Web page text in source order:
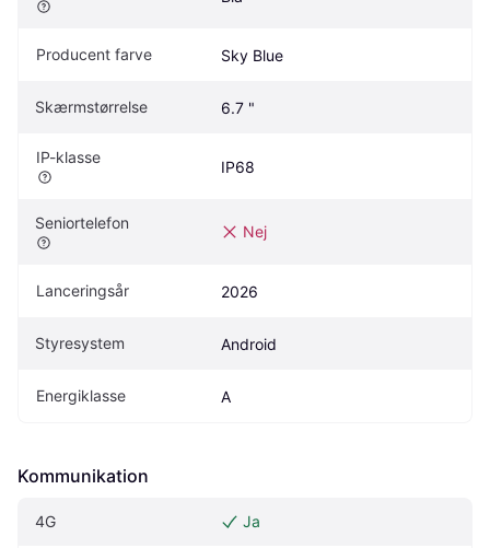
Producent farve Sky Blue
Skærmstørrelse 6.7 "
IP-klasse
IP68
Seniortelefon Nej
Lanceringsår 2026
Styresystem Android
Energiklasse A
Kommunikation
4G Ja